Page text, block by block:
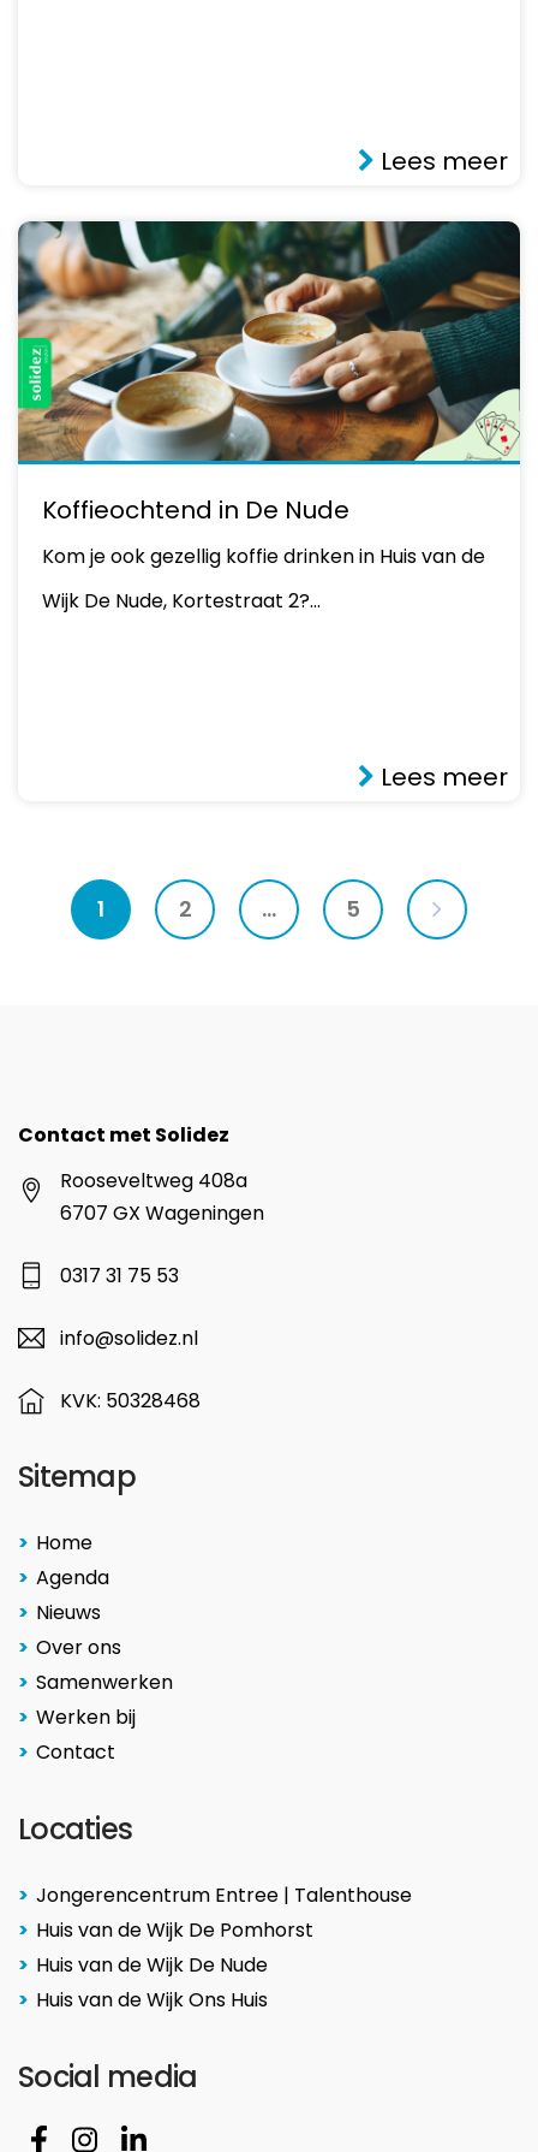
Lees meer
Koffieochtend in De Nude
Kom je ook gezellig koffie drinken in Huis van de
Wijk De Nude, Kortestraat 2?…
Lees meer
1 2 … 5
Contact met Solidez
Rooseveltweg 408a
6707 GX Wageningen
0317 31 75 53
info@solidez.nl
KVK: 50328468
Sitemap
Home
Agenda
Nieuws
Over ons
Samenwerken
Werken bij
Contact
Locaties
Jongerencentrum Entree | Talenthouse
Huis van de Wijk De Pomhorst
Huis van de Wijk De Nude
Huis van de Wijk Ons Huis
Social media